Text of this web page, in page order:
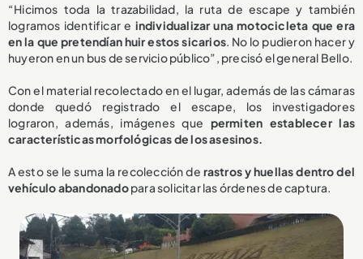
“Hicimos toda la trazabilidad, la ruta de escape y también
logramos identificar e individualizar una motocicleta que era
en la que pretendían huir estos sicarios. No lo pudieron hacer y
huyeron en un bus de servicio público”, precisó el general Bello.
Con el material recolectado en el lugar, además de las cámaras
donde quedó registrado el escape, los investigadores
lograron, además, imágenes que permiten establecer las
características morfológicas de los asesinos.
A esto se le suma la recolección de rastros y huellas dentro del
vehículo abandonadopara solicitar las órdenes de captura.